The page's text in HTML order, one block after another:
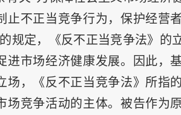
止不正当竞争行为，保护经营
规定，《反不正当竞争法》的
进市场经济健康发展。因此，
场，《反不正当竞争法》所指
场竞争活动的主体。被告作为